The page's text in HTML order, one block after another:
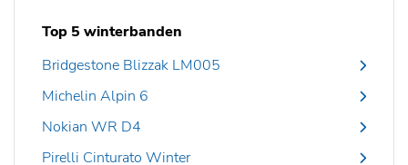
Top 5 winterbanden
Bridgestone Blizzak LM005
Michelin Alpin 6
Nokian WR D4
Pirelli Cinturato Winter